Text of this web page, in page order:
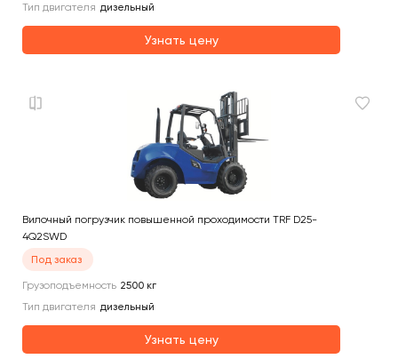
Тип двигателя дизельный
Узнать цену
Вилочный погрузчик повышенной проходимости TRF D25-
4Q2SWD
Под заказ
Грузоподъемность 2500 кг
Тип двигателя дизельный
Узнать цену